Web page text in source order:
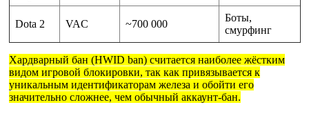
Dota 2 VAC ~700 000
Боты,
смурфинг
Хардварный бан (HWID ban) считается наиболее жёстким
видом игровой блокировки, так как привязывается к
уникальным идентификаторам железа и обойти его
значительно сложнее, чем обычный аккаунт-бан.